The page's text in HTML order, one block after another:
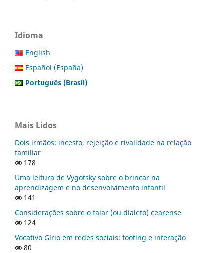
Idioma
English
Español (España)
Português (Brasil)
Mais Lidos
Dois irmãos: incesto, rejeição e rivalidade na relação
familiar
178
Uma leitura de Vygotsky sobre o brincar na
aprendizagem e no desenvolvimento infantil
141
Considerações sobre o falar (ou dialeto) cearense
124
Vocativo Gírio em redes sociais: footing e interação
80